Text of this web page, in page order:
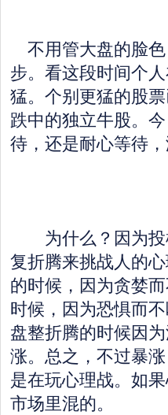
不用管大盘的脸
步。看这段时间个
猛。个别更猛的股
跌中的独立牛股。
待，还是耐心等待，
为什么？因为投
复折腾来挑战人的
的时候，因为贪婪
时候，因为恐惧而
盘整折腾的时候因
涨。总之，不过暴
是在玩心理战。如
市场里混的。